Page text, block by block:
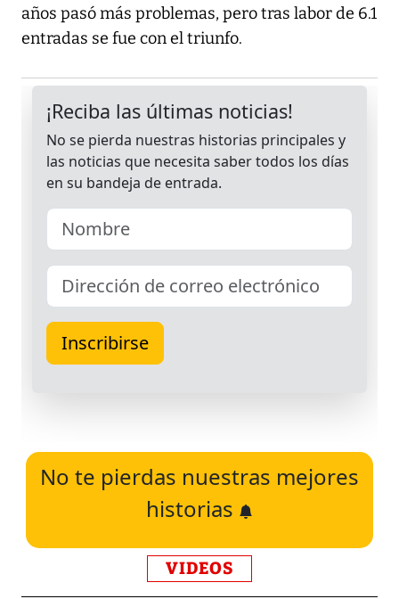
años pasó más problemas, pero tras labor de 6.1
entradas se fue con el triunfo.
No te pierdas nuestras mejores
historias
VIDEOS